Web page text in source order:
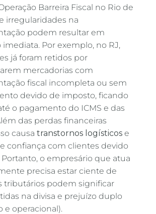
Barreira Fiscal no Rio de
irregularidades na
podem resultar em
imediata. Por exemplo, no RJ,
já foram retidos por
mercadorias com
fiscal incompleta ou sem
devido de imposto, ficando
o pagamento do ICMS e das
das perdas financeiras
causa transtornos logísticose
confiança com clientes devido
Portanto, o empresário que atua
precisa estar ciente de
tributários podem significar
na divisa e prejuízo duplo
e operacional).